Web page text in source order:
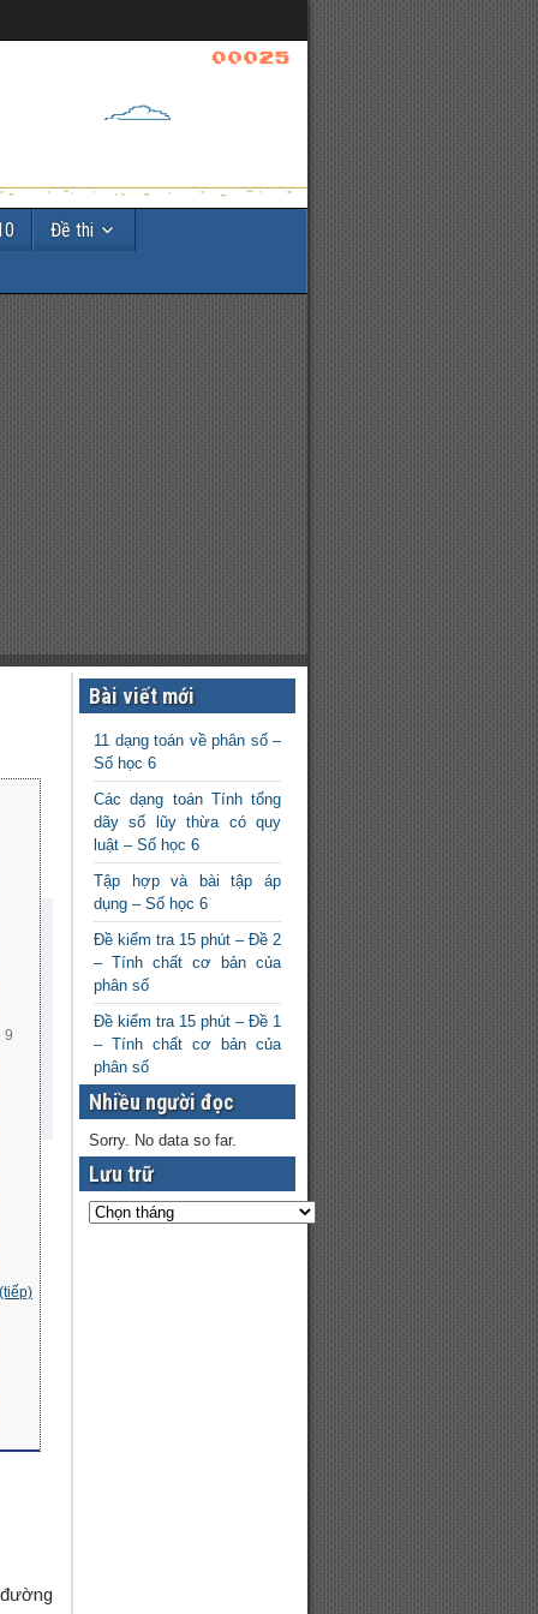
Đề thi
9
Bài viết mới
11 dạng toán về phân số –
Số học 6
Các dạng toán Tính tổng
dãy số lũy thừa có quy
luật – Số học 6
Tập hợp và bài tập áp
dụng – Số học 6
Đề kiểm tra 15 phút – Đề 2
– Tính chất cơ bản của
phân số
Đề kiểm tra 15 phút – Đề 1
– Tính chất cơ bản của
phân số
Nhiều người đọc
Sorry. No data so far.
Lưu trữ